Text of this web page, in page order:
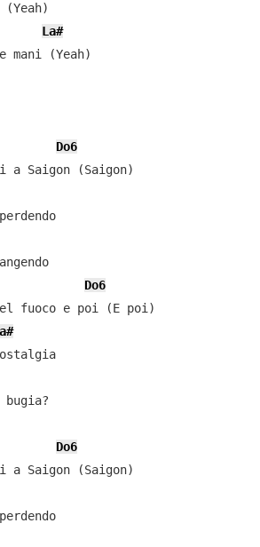
La#
mani (Yeah)
Do6
Saigon (Saigon)
Do6
fuoco e poi (E poi)
bugia?
Do6
Saigon (Saigon)